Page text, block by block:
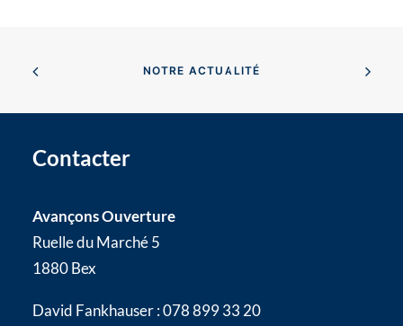
NOTRE ACTUALITÉ
Contacter
Avançons Ouverture
Ruelle du Marché 5
1880 Bex
David Fankhauser : 078 899 33 20